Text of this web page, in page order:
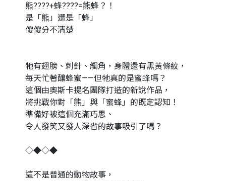
熊????+蜂????=熊蜂？！
是「熊」還是「蜂」
傻傻分不清楚
牠有翅膀、刺針、觸角，身體還有黑黃條紋，
每天忙著釀蜂蜜——但牠真的是蜜蜂嗎？
這個由奧斯卡提名團隊打造的新說作品，
將挑戰你對「熊」與「蜜蜂」的既定認知！
準備好被這個充滿巧思、
令人發笑又發人深省的故事吸引了嗎？
◇◆◇◆
這不是普通的動物故事，